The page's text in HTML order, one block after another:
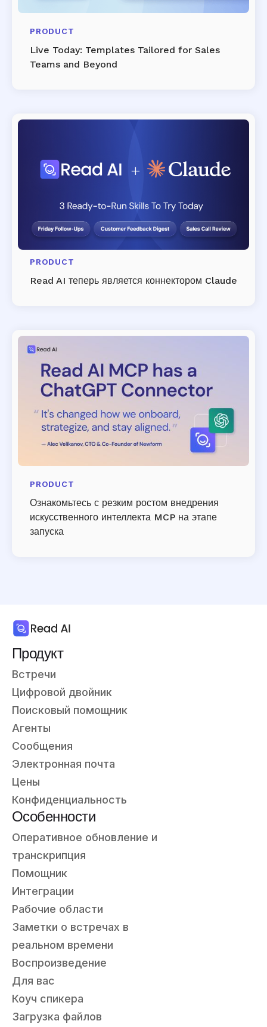
PRODUCT
Live Today: Templates Tailored for Sales
Teams and Beyond
PRODUCT
Read AI теперь является коннектором Claude
PRODUCT
Ознакомьтесь с резким ростом внедрения
искусственного интеллекта MCP на этапе
запуска
Продукт
Встречи
Цифровой двойник
Поисковый помощник
Агенты
Сообщения
Электронная почта
Цены
Конфиденциальность
Особенности
Оперативное обновление и
транскрипция
Помощник
Интеграции
Рабочие области
Заметки о встречах в
реальном времени
Воспроизведение
Для вас
Коуч спикера
Загрузка файлов